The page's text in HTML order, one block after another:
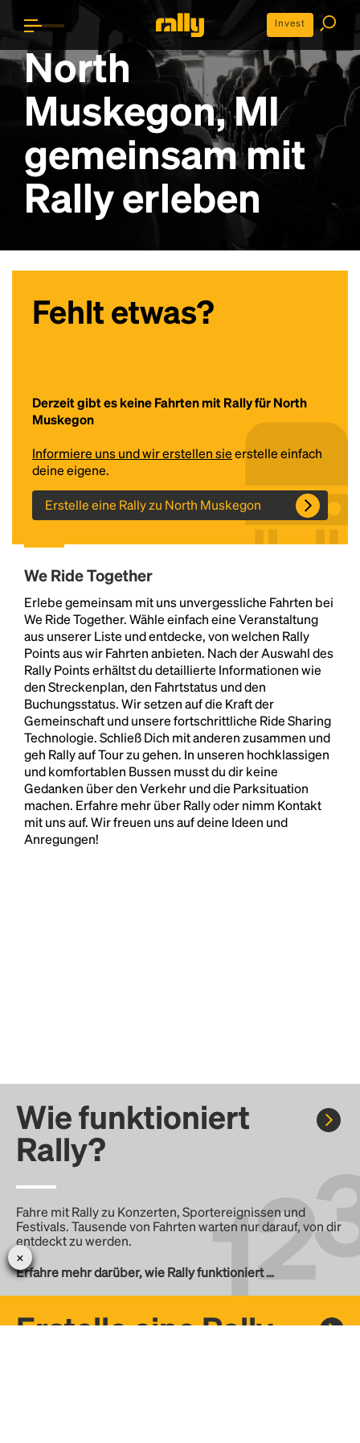
Invest
North
Muskegon, MI
gemeinsam mit
Rally erleben
Fehlt etwas?
Derzeit gibt es keine Fahrten mit Rally für North
Muskegon
Informiere uns und wir erstellen sieerstelle einfach
deine eigene.
Erstelle eine Rally zu North Muskegon
We Ride Together
Erlebe gemeinsam mit uns unvergessliche Fahrten bei
We Ride Together. Wähle einfach eine Veranstaltung
aus unserer Liste und entdecke, von welchen Rally
Points aus wir Fahrten anbieten. Nach der Auswahl des
Rally Points erhältst du detaillierte Informationen wie
den Streckenplan, den Fahrtstatus und den
Buchungsstatus. Wir setzen auf die Kraft der
Gemeinschaft und unsere fortschrittliche Ride Sharing
Technologie. Schließ Dich mit anderen zusammen und
geh Rally auf Tour zu gehen. In unseren hochklassigen
und komfortablen Bussen musst du dir keine
Gedanken über den Verkehr und die Parksituation
machen. Erfahre mehr über Rally oder nimm Kontakt
mit uns auf. Wir freuen uns auf deine Ideen und
Anregungen!
Wie funktioniert
Rally?
Fahre mit Rally zu Konzerten, Sportereignissen und
Festivals. Tausende von Fahrten warten nur darauf, von dir
entdeckt zu werden.
Erfahre mehr darüber, wie Rally funktioniert …
Erstelle eine Rally
Headline
Lorem Ipsum is simply dummy text of the printing
and typesetting industry.Lorem Ipsum has been the
industry's standarddummy text ever since the
1500s, when an unknown printer took a galley of
type and scrambled it to make a type specimen
book. It has survived not only five centuries, but also
the leap into electronic typesetting, remaining
essentially unchanged.